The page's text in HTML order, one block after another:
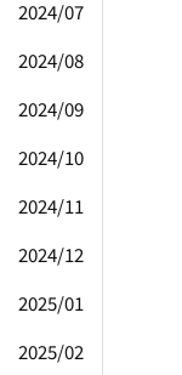
2024/07
2024/08
2024/09
2024/10
2024/11
2024/12
2025/01
2025/02